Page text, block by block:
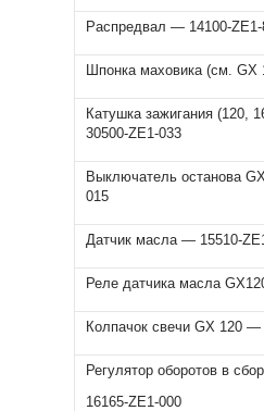
Распредвал — 14100-ZE1-
Шпонка маховика (см. GХ
Катушка зажигания (120,
30500-ZE1-033
Выключатель останова
015
Датчик масла — 15510-
Реле датчика масла
Колпачoк свечи GХ 120 —
Регулятор оборотов в
16165-ZE1-000